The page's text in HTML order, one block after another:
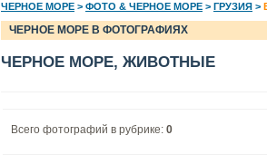
ЧЕРНОЕ МОРЕ > ФОТО & ЧЕРНОЕ МОРЕ > ГРУЗИЯ >
ЧЕРНОЕ МОРЕ В ФОТОГРАФИЯХ
ЧЕРНОЕ МОРЕ, ЖИВОТНЫЕ
Всего фотографий в рубрике: 0